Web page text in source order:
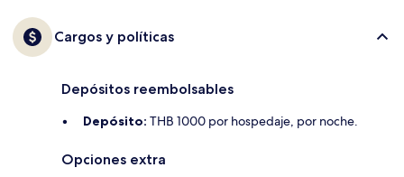
Cargos y políticas
Depósitos reembolsables
Depósito: THB 1000 por hospedaje, por noche.
Opciones extra